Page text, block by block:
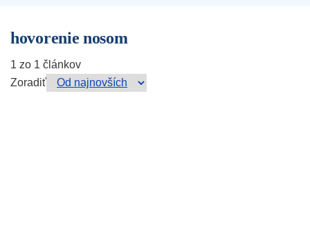
hovorenie nosom
1 zo 1 článkov
Zoradiť